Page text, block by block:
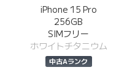
iPhone 15 Pro
256GB
SIMフリー
ホワイトチタニウム
中古Aランク